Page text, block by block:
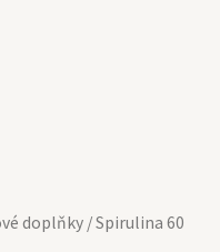
doplňky / Spirulina 60